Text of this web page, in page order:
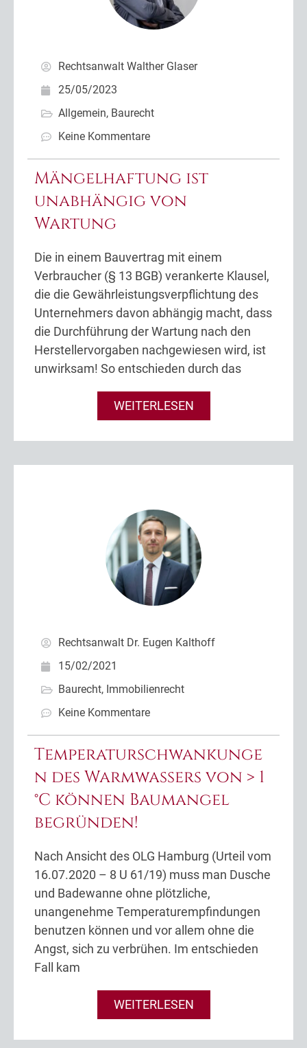
Rechtsanwalt Walther Glaser
25/05/2023
Allgemein, Baurecht
Keine Kommentare
Mängelhaftung ist
unabhängig von
Wartung
Die in einem Bauvertrag mit einem
Verbraucher (§ 13 BGB) verankerte Klausel,
die die Gewährleistungsverpflichtung des
Unternehmers davon abhängig macht, dass
die Durchführung der Wartung nach den
Herstellervorgaben nachgewiesen wird, ist
unwirksam! So entschieden durch das
WEITERLESEN
Rechtsanwalt Dr. Eugen Kalthoff
15/02/2021
Baurecht, Immobilienrecht
Keine Kommentare
Temperaturschwankunge
n des Warmwassers von > 1
°C können Baumangel
begründen!
Nach Ansicht des OLG Hamburg (Urteil vom
16.07.2020 – 8 U 61/19) muss man Dusche
und Badewanne ohne plötzliche,
unangenehme Temperaturempfindungen
benutzen können und vor allem ohne die
Angst, sich zu verbrühen. Im entschieden
Fall kam
WEITERLESEN